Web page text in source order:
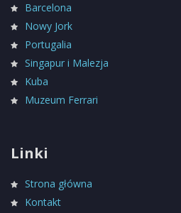
Barcelona
Nowy Jork
Portugalia
Singapur i Malezja
Kuba
Muzeum Ferrari
Linki
Strona główna
Kontakt